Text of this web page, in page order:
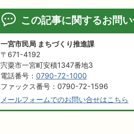
この記事に関するお問
一宮市民局 まちづくり推進課
〒671-4192
宍粟市一宮町安積1347番地3
電話番号： 0790-72-1000
ファックス番号：0790-72-1596
メールフォームでのお問い合せはこちら